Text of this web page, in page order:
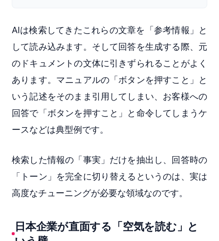
AIは検索してきたこれらの文章を「参考情報」と
して読み込みます。そして回答を生成する際、元
のドキュメントの文体に引きずられることがよく
あります。マニュアルの「ボタンを押すこと」と
いう記述をそのまま引用してしまい、お客様への
回答で「ボタンを押すこと」と命令してしまうケ
ースなどは典型例です。
検索した情報の「事実」だけを抽出し、回答時の
「トーン」を完全に切り替えるというのは、実は
高度なチューニングが必要な領域なのです。
日本企業が直面する「空気を読む」と